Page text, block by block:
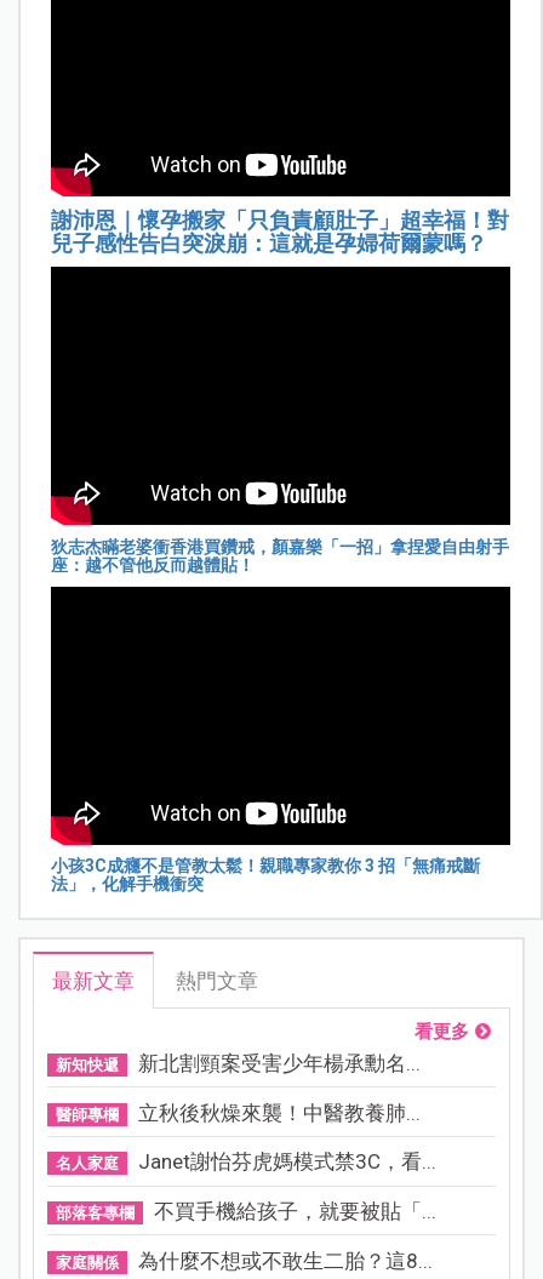
謝沛恩｜懷孕搬家「只負責顧肚子」超幸福！對
兒子感性告白突淚崩：這就是孕婦荷爾蒙嗎？
狄志杰瞞老婆衝香港買鑽戒，顏嘉樂「一招」拿捏愛自由射手
座：越不管他反而越體貼！
小孩3C成癮不是管教太鬆！親職專家教你 3 招「無痛戒斷
法」，化解手機衝突
最新文章 熱門文章
看更多
新知快遞 新北割頸案受害少年楊承勳名...
醫師專欄 立秋後秋燥來襲！中醫教養肺...
名人家庭 Janet謝怡芬虎媽模式禁3C，看...
部落客專欄 不買手機給孩子，就要被貼「...
家庭關係 為什麼不想或不敢生二胎？這8...